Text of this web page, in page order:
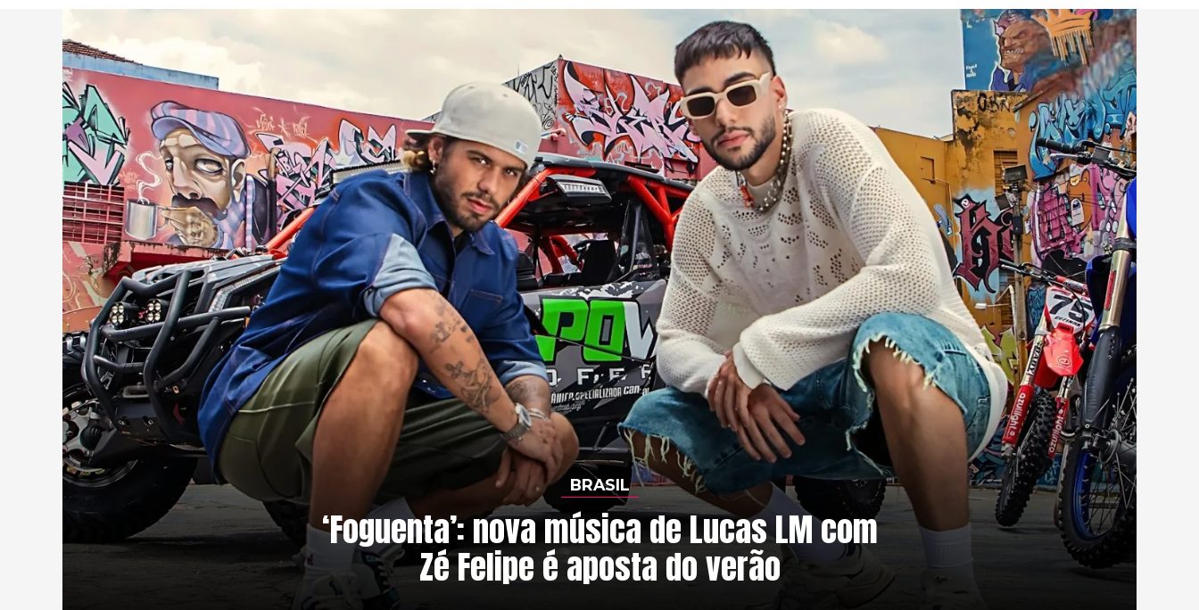
BRASIL
‘Foguenta’: nova música de Lucas LM com
Zé Felipe é aposta do verão